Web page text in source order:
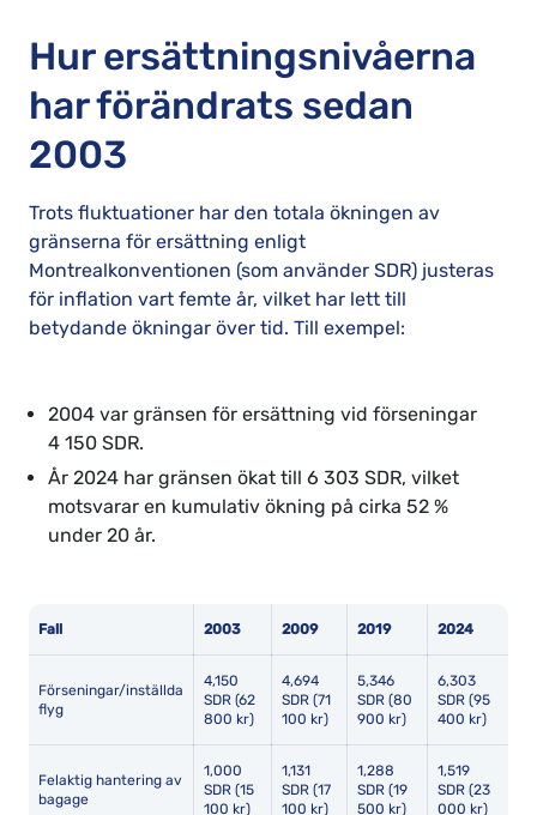
Hur ersättningsnivåerna
har förändrats sedan
2003
Trots fluktuationer har den totala ökningen av
gränserna för ersättning enligt
Montrealkonventionen (som använder SDR) justeras
för inflation vart femte år, vilket har lett till
betydande ökningar över tid. Till exempel:
2004 var gränsen för ersättning vid förseningar
4 150 SDR.
År 2024 har gränsen ökat till 6 303 SDR, vilket
motsvarar en kumulativ ökning på cirka 52 %
under 20 år.
Fall 2003 2009 2019 2024
Förseningar/inställda
flyg
4,150
SDR (62
800 kr)
4,694
SDR (71
100 kr)
5,346
SDR (80
900 kr)
6,303
SDR (95
400 kr)
Felaktig hantering av
bagage
1,000
SDR (15
100 kr)
1,131
SDR (17
100 kr)
1,288
SDR (19
500 kr)
1,519
SDR (23
000 kr)